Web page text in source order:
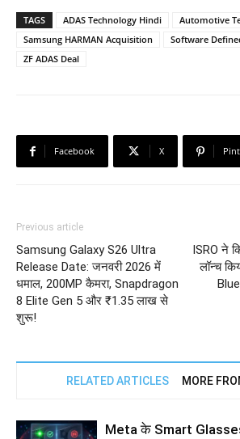
TAGS ADAS Technology Hindi
Automotive
Samsung HARMAN Acquisition
Software
ZF ADAS Deal
Facebook X
Previous article
Samsung Galaxy S26 Ultra
Release Date: जनवरी 2026 में
धमाल, 200MP कैमरा, Snapdragon
8 Elite Gen 5 और ₹1.35 लाख से
शुरू!
ISRO ने
लॉन्च
RELATED ARTICLES MORE
Meta के Smart